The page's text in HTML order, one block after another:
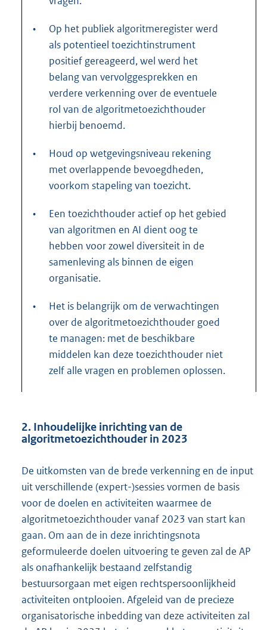
•
Op het publiek algoritmeregister werd
als potentieel toezichtinstrument
positief gereageerd, wel werd het
belang van vervolggesprekken en
verdere verkenning over de eventuele
rol van de algoritmetoezichthouder
hierbij benoemd.
•
Houd op wetgevingsniveau rekening
met overlappende bevoegdheden,
voorkom stapeling van toezicht.
•
Een toezichthouder actief op het gebied
van algoritmen en AI dient oog te
hebben voor zowel diversiteit in de
samenleving als binnen de eigen
organisatie.
•
Het is belangrijk om de verwachtingen
over de algoritmetoezichthouder goed
te managen: met de beschikbare
middelen kan deze toezichthouder niet
zelf alle vragen en problemen oplossen.
2. Inhoudelijke inrichting van de
algoritmetoezichthouder in 2023
De uitkomsten van de brede verkenning en de input
uit verschillende (expert-)sessies vormen de basis
voor de doelen en activiteiten waarmee de
algoritmetoezichthouder vanaf 2023 van start kan
gaan. Om aan de in deze inrichtingsnota
geformuleerde doelen uitvoering te geven zal de AP
als onafhankelijk bestaand zelfstandig
bestuursorgaan met eigen rechtspersoonlijkheid
activiteiten ontplooien. Afgeleid van de precieze
organisatorische inbedding van deze activiteiten zal